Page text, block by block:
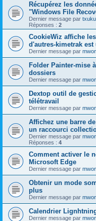
Récupérez les
"Windows File
Dernier message par txuku
Réponses : 2
CookieWiz affiche
d'autres-kimetrak est
Dernier message par
Folder Painter-mise
dossiers
Dernier message par
Dextop outil de
télétravail
Dernier message par
Affichez une barre
un raccourci
Dernier message par
Réponses : 4
Comment activer le
Microsoft Edge
Dernier message par
Obtenir un mode
plus
Dernier message par
Calendrier
Dernier message par